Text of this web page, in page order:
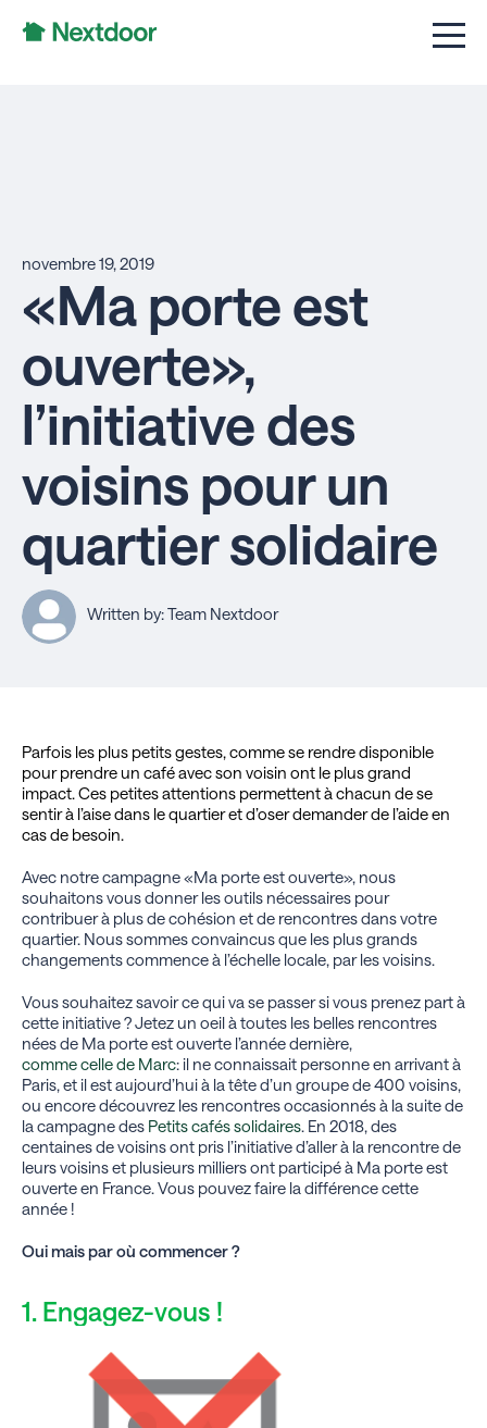
novembre 19, 2019
«Ma porte est
ouverte»,
l’initiative des
voisins pour un
quartier solidaire
Written by: Team Nextdoor
Parfois les plus petits gestes, comme se rendre disponible
pour prendre un café avec son voisin ont le plus grand
impact. Ces petites attentions permettent à chacun de se
sentir à l’aise dans le quartier et d’oser demander de l’aide en
cas de besoin.
Avec notre campagne «Ma porte est ouverte», nous
souhaitons vous donner les outils nécessaires pour
contribuer à plus de cohésion et de rencontres dans votre
quartier. Nous sommes convaincus que les plus grands
changements commence à l’échelle locale, par les voisins.
Vous souhaitez savoir ce qui va se passer si vous prenez part à
cette initiative ? Jetez un oeil à toutes les belles rencontres
nées de Ma porte est ouverte l’année dernière,
comme celle de Marc: il ne connaissait personne en arrivant à
Paris, et il est aujourd’hui à la tête d’un groupe de 400 voisins,
ou encore découvrez les rencontres occasionnés à la suite de
la campagne des Petits cafés solidaires. En 2018, des
centaines de voisins ont pris l’initiative d’aller à la rencontre de
leurs voisins et plusieurs milliers ont participé à Ma porte est
ouverte en France. Vous pouvez faire la différence cette
année !
Oui mais par où commencer ?
1. Engagez-vous !